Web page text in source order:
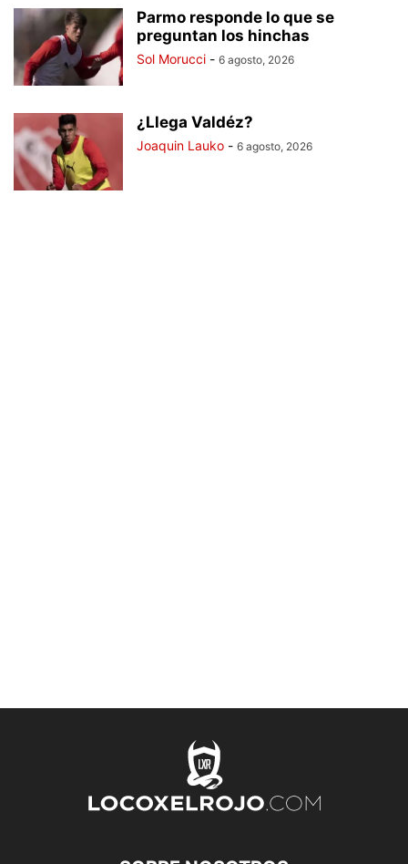
Parmo responde lo que se
preguntan los hinchas
Sol Morucci - 6 agosto, 2026
¿Llega Valdéz?
Joaquin Lauko - 6 agosto, 2026